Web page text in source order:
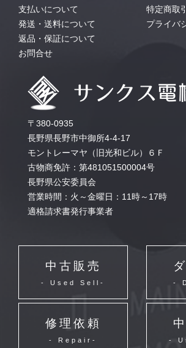
支払いについて
発送・送料について
返品・保証について
お問合せ
特定商取
プライバ
〒380-0935
長野県長野市中御所4-4-17
モントレーマヤ（旧光和ビル）６Ｆ
古物商免許：第481051500004号
長野県公安委員会
営業時間：火～金曜日：11時～17時
適格請求書発行事業者
中古販売
- Used Sell- -
修理依頼
- Repair- -